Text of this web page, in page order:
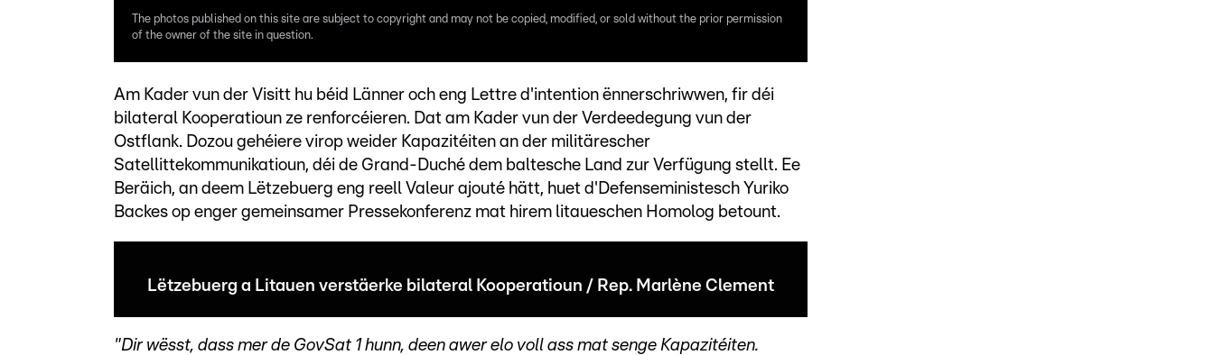
The photos published on this site are subject to copyright and may not be copied, modified, or sold without the prior permission
of the owner of the site in question.
Am Kader vun der Visitt hu béid Länner och eng Lettre d'intention ënnerschriwwen, fir déi
bilateral Kooperatioun ze renforcéieren. Dat am Kader vun der Verdeedegung vun der
Ostflank. Dozou gehéiere virop weider Kapazitéiten an der militärescher
Satellittekommunikatioun, déi de Grand-Duché dem baltesche Land zur Verfügung stellt. Ee
Beräich, an deem Lëtzebuerg eng reell Valeur ajouté hätt, huet d'Defenseministesch Yuriko
Backes op enger gemeinsamer Pressekonferenz mat hirem litaueschen Homolog betount.
Lëtzebuerg a Litauen verstäerke bilateral Kooperatioun / Rep. Marlène Clement
"Dir wësst, dass mer de GovSat 1 hunn, deen awer elo voll ass mat senge Kapazitéiten.